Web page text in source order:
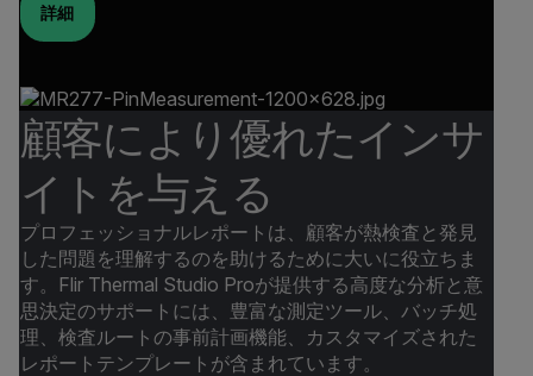
詳細
顧客により優れたインサ
イトを与える
プロフェッショナルレポートは、顧客が熱検査と発見
した問題を理解するのを助けるために大いに役立ちま
す。Flir Thermal Studio Proが提供する高度な分析と意
思決定のサポートには、豊富な測定ツール、バッチ処
理、検査ルートの事前計画機能、カスタマイズされた
レポートテンプレートが含まれています。